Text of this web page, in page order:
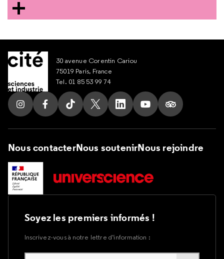
30 avenue Corentin Cariou
75019 Paris, France
Tel. 01 85 53 99 74
Suivez nous sur Instagram
Suivez nous sur Facebook
Suivez nous sur Tik Tok
Suivez nous sur X
Suivez nous sur LinkedIn
Suivez nous sur
Suivez nous
Nous contacterNous soutenirNous rejoindre
Soyez les premiers informés !
Inscrivez-vous à notre lettre d’information :